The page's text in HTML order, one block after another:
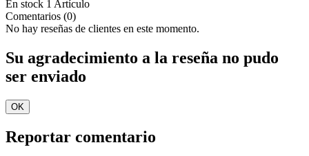
En stock 1 Artículo
Comentarios (0)
No hay reseñas de clientes en este momento.
Su agradecimiento a la reseña no pudo
ser enviado
OK
Reportar comentario